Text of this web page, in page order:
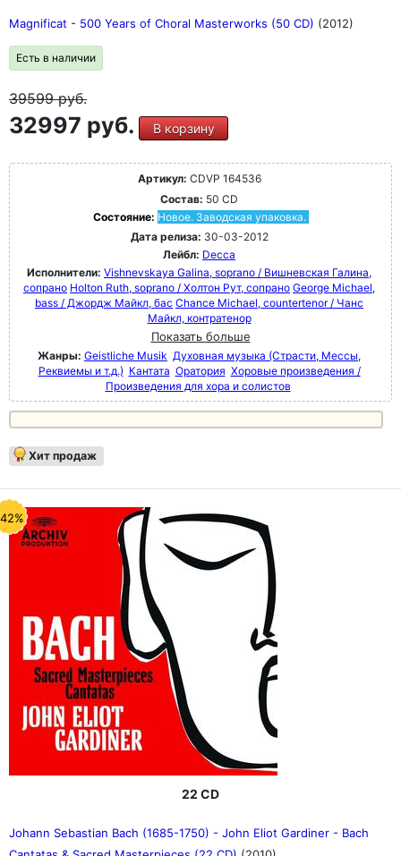
Magnificat - 500 Years of Choral Masterworks (50 CD) (2012)
Есть в наличии
39599руб.
32997 руб. В корзину
Артикул: CDVP 164536
Состав: 50 CD
Состояние: Новое. Заводская упаковка.
Дата релиза: 30-03-2012
Лейбл: Decca
Исполнители: Vishnevskaya Galina, soprano / Вишневская Галина,
сопрано Holton Ruth, soprano / Холтон Рут, сопрано George Michael,
bass / Джордж Майкл, бас Chance Michael, countertenor / Чанс
Майкл, контратенор
Показать больше
Жанры: Geistliche Musik Духовная музыка (Страсти, Мессы,
Реквиемы и т.д.) Кантата Оратория Хоровые произведения /
Произведения для хора и солистов
Хит продаж
22 CD
Johann Sebastian Bach (1685-1750) - John Eliot Gardiner - Bach